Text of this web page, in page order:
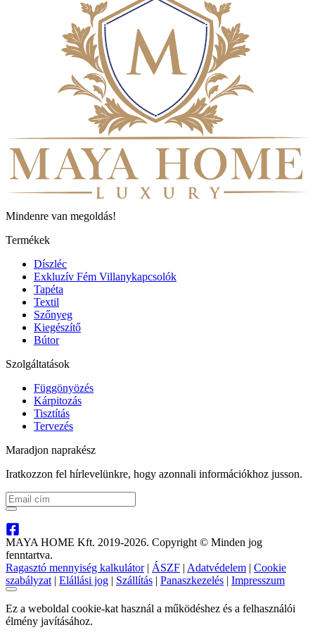
Mindenre van megoldás!
Termékek
Díszléc
Exkluzív Fém Villanykapcsolók
Tapéta
Textil
Szőnyeg
Kiegészítő
Bútor
Szolgáltatások
Függönyözés
Kárpitozás
Tisztítás
Tervezés
Maradjon naprakész
Iratkozzon fel hírlevelünkre, hogy azonnali információkhoz jusson.
MAYA HOME Kft. 2019-2026. Copyright © Minden jog
fenntartva.
Ragasztó mennyiség kalkulátor | ÁSZF | Adatvédelem | Cookie
szabályzat | Elállási jog | Szállítás | Panaszkezelés | Impresszum
Ez a weboldal cookie-kat használ a működéshez és a felhasználói
élmény javításához.